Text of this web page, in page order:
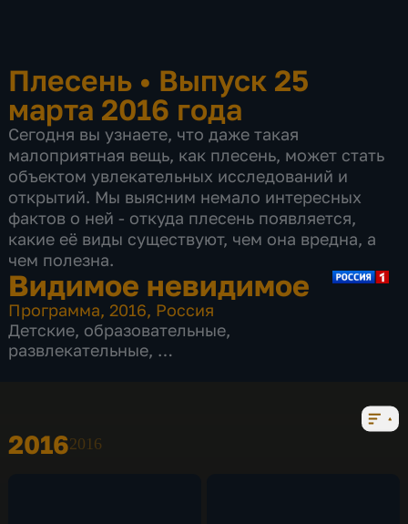
Плесень • Выпуск 25
марта 2016 года
Сегодня вы узнаете, что даже такая
малоприятная вещь, как плесень, может стать
объектом увлекательных исследований и
открытий. Мы выясним немало интересных
фактов о ней - откуда плесень появляется,
какие её виды существуют, чем она вредна, а
чем полезна.
Видимое невидимое
Программа, 2016, Россия
Детские, образовательные,
развлекательные,
20162016